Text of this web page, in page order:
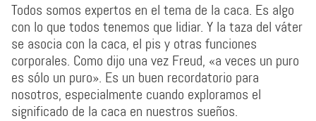
Todos somos expertos en el tema de la caca. Es algo
con lo que todos tenemos que lidiar. Y la taza del váter
se asocia con la caca, el pis y otras funciones
corporales. Como dijo una vez Freud, «a veces un puro
es sólo un puro». Es un buen recordatorio para
nosotros, especialmente cuando exploramos el
significado de la caca en nuestros sueños.